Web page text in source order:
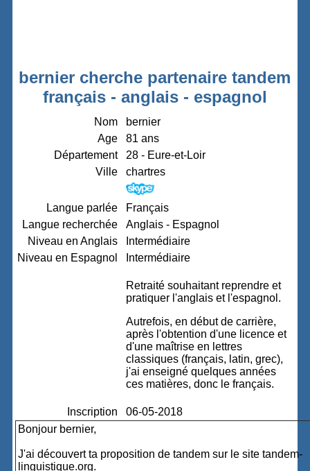
bernier cherche partenaire tandem
français - anglais - espagnol
Nom
bernier
Age
81 ans
Département
28 - Eure-et-Loir
Ville
chartres
Langue parlée
Français
Langue recherchée
Anglais - Espagnol
Niveau en Anglais
Intermédiaire
Niveau en Espagnol
Intermédiaire
Retraité souhaitant reprendre et
pratiquer l'anglais et l'espagnol.
Autrefois, en début de carrière,
après l'obtention d'une licence et
d'une maîtrise en lettres
classiques (français, latin, grec),
j'ai enseigné quelques années
ces matières, donc le français.
Inscription
06-05-2018
Bonjour bernier,
J'ai découvert ta proposition de tandem sur le site tandem-
linguistique.org.